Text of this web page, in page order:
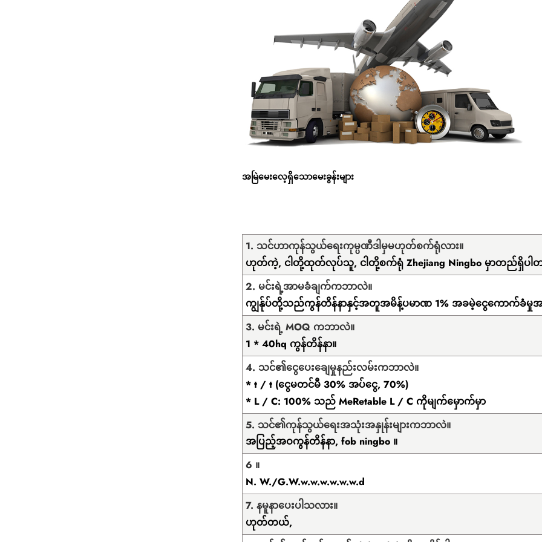
အမြဲမေးလေ့ရှိသောမေးခွန်းများ
1. သင်ဟာကုန်သွယ်ရေးကုမ္ပဏီဒါမှမဟုတ်စက်ရုံလား။
ဟုတ်ကဲ့, ငါတို့ထုတ်လုပ်သူ, ငါတို့စက်ရုံ Zhejiang Ningbo မှာတည်ရှိပါ
2. မင်းရဲ့အာမခံချက်ကဘာလဲ။
ကျွန်ုပ်တို့သည်ကွန်တိန်နာနှင့်အတူအမိန့်ပမာဏ 1% အခမဲ့ငွေကောက်ခံမှု
3. မင်းရဲ့ MOQ ကဘာလဲ။
1 * 40hq ကွန်တိန်နာ။
4. သင်၏ငွေပေးချေမှုနည်းလမ်းကဘာလဲ။
* t / t (ငွေမတင်မီ 30% အပ်ငွေ, 70%)
* L / C: 100% သည် MeRetable L / C ကိုမျက်မှောက်မှာ
5. သင်၏ကုန်သွယ်ရေးအသုံးအနှုန်းများကဘာလဲ။
အပြည့်အဝကွန်တိန်နာ, fob ningbo ။
6 ။
N. W./G.W.w.w.w.w.w.w.d
7. နမူနာပေးပါသလား။
ဟုတ်တယ်,